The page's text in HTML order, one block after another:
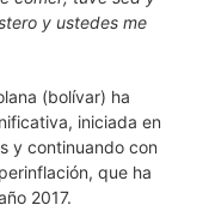
y ustedes me
(bolívar) ha
iniciada en
y continuando con
que ha
2017.